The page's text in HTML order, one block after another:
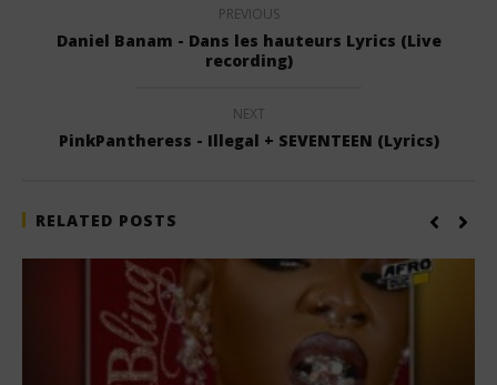
PREVIOUS
Daniel Banam - Dans les hauteurs Lyrics (Live
recording)
NEXT
PinkPantheress - Illegal + SEVENTEEN (Lyrics)
RELATED POSTS